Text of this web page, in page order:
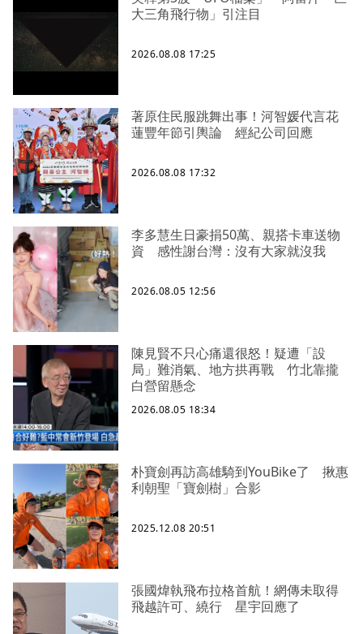
大三角飛行物」引注目
2026.08.08 17:25
著原住民服跳舞出事！河智媛代言花
蓮豐年節引輿論 經紀公司回應
2026.08.08 17:32
李多慧生日豪捐50萬、親搭卡車送物
資 感性謝台灣：沒有大家就沒我
2026.08.05 12:56
陳見賢不只心痛還很怒！疑遭「設
局」難消氣、地方拱再戰 竹北靠攏
白營留懸念
2026.08.05 18:34
朴寶劍再訪高雄騎到YouBike了 揪惠
利朝聖「寶劍樹」合影
2025.12.08 20:51
張國煒執飛布拉格首航！網傳未取得
飛越許可、繞行 星宇回應了